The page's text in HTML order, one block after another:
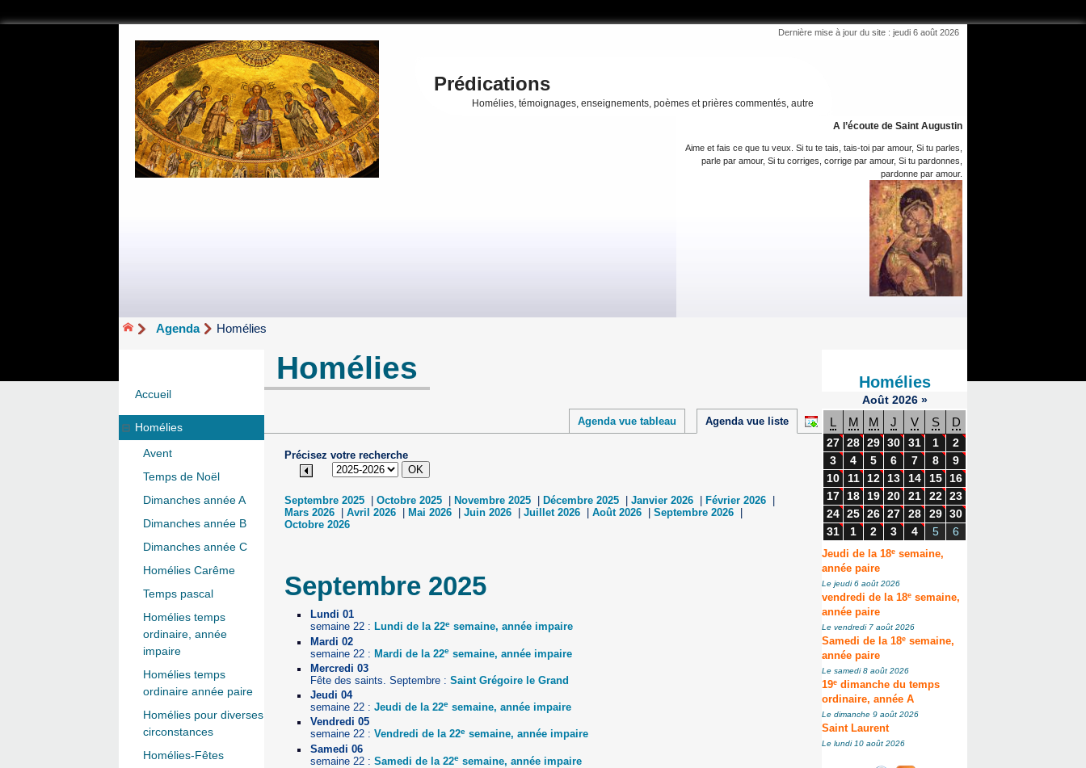
Dernière mise à jour du site : jeudi 6 août 2026
Prédications
Homélies, témoignages, enseignements, poèmes et prières commentés, autre
A l’écoute de Saint Augustin
Aime et fais ce que tu veux. Si tu te tais, tais-toi par amour, Si tu parles,
parle par amour, Si tu corriges, corrige par amour, Si tu pardonnes,
pardonne par amour.
Agenda Homélies
Homélies
Agenda vue tableau Agenda vue liste
Précisez votre recherche
Septembre 2025| Octobre 2025| Novembre 2025| Décembre 2025| Janvier 2026| Février 2026|
Mars 2026| Avril 2026| Mai 2026| Juin 2026| Juillet 2026| Août 2026| Septembre 2026|
Octobre 2026
Septembre 2025
Lundi 01
semaine 22 : Lundi de la 22e semaine, année impaire
Mardi 02
semaine 22 :Mardi de la 22e semaine, année impaire
Mercredi 03
Fête des saints. Septembre :Saint Grégoire le Grand
Jeudi 04
semaine 22 :Jeudi de la 22e semaine, année impaire
Vendredi 05
semaine 22 :Vendredi de la 22e semaine, année impaire
Samedi 06
semaine 22 :Samedi de la 22e semaine, année impaire
Accueil
Homélies
Avent
Temps de Noël
Dimanches année A
Dimanches année B
Dimanches année C
Homélies Carême
Temps pascal
Homélies temps
ordinaire, année
impaire
Homélies temps
ordinaire année paire
Homélies pour diverses
circonstances
Homélies-Fêtes
Homélies
Août 2026 »
L M M J V S D
27 28 29 30 31 1
2
3
4 5 6 7 8
9
10
11 12 13 14 15
16
17
18 19 20 21 22 23
24 25 26 27 28 29 30
31
1 2 3 4 5 6
Jeudi de la 18e semaine,
année paire
Le jeudi 6 août 2026
vendredi de la 18e semaine,
année paire
Le vendredi 7 août 2026
Samedi de la 18e semaine,
année paire
Le samedi 8 août 2026
19e dimanche du temps
ordinaire, année A
Le dimanche 9 août 2026
Saint Laurent
Le lundi 10 août 2026